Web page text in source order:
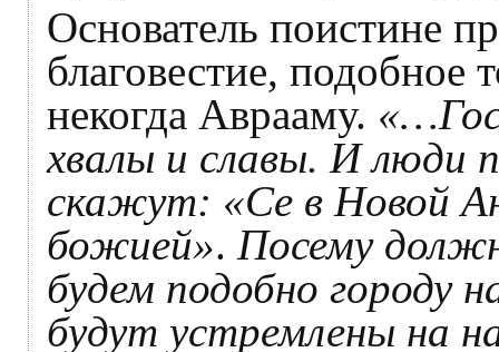
Основатель поистине
благовестие, подобное
некогда Аврааму.
хвалы и славы. И люди
скажут: «Се в Новой
божией». Посему
будем подобно городу
будут устремлены на